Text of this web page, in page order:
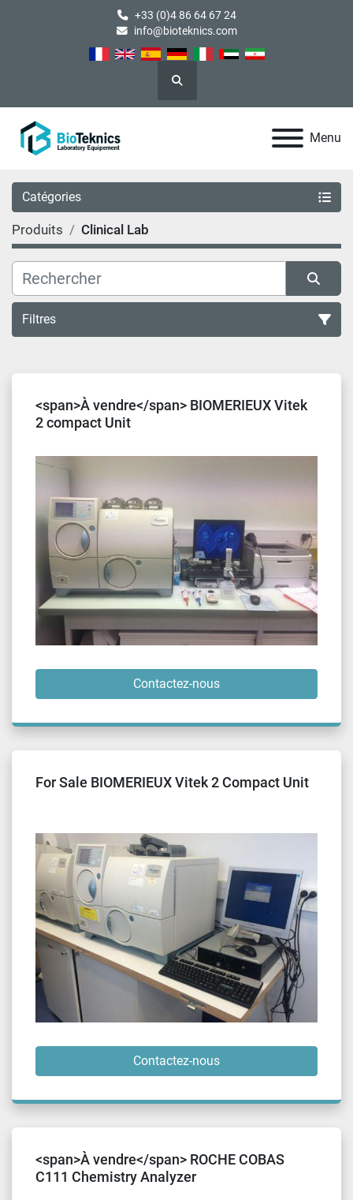
+33 (0)4 86 64 67 24
info@bioteknics.com
Rechercher
Menu
Catégories
Produits Clinical Lab
Filtres
<span>À vendre</span> BIOMERIEUX Vitek
2 compact Unit
Contactez-nous
For Sale BIOMERIEUX Vitek 2 Compact Unit
Contactez-nous
<span>À vendre</span> ROCHE COBAS
C111 Chemistry Analyzer